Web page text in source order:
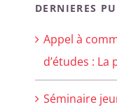
DERNIERES
Appel à
d’études :
Séminaire